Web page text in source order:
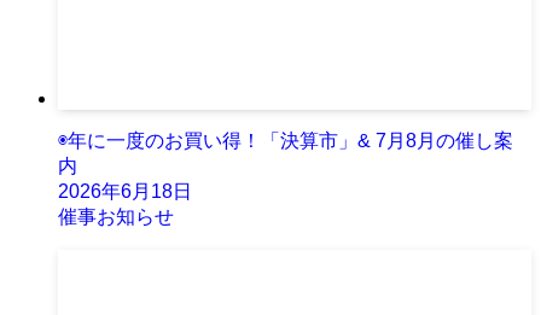
◉年に一度のお買い得！「決算市」& 7月8月の催し案
内
2026年6月18日
催事お知らせ